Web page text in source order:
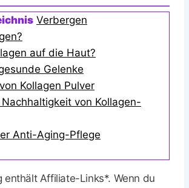
Verbergen
auf die Haut?
Gelenke
Kollagen Pulver
von Kollagen-
Anti-Aging-Pflege
enthält Affiliate-Links*. Wenn du